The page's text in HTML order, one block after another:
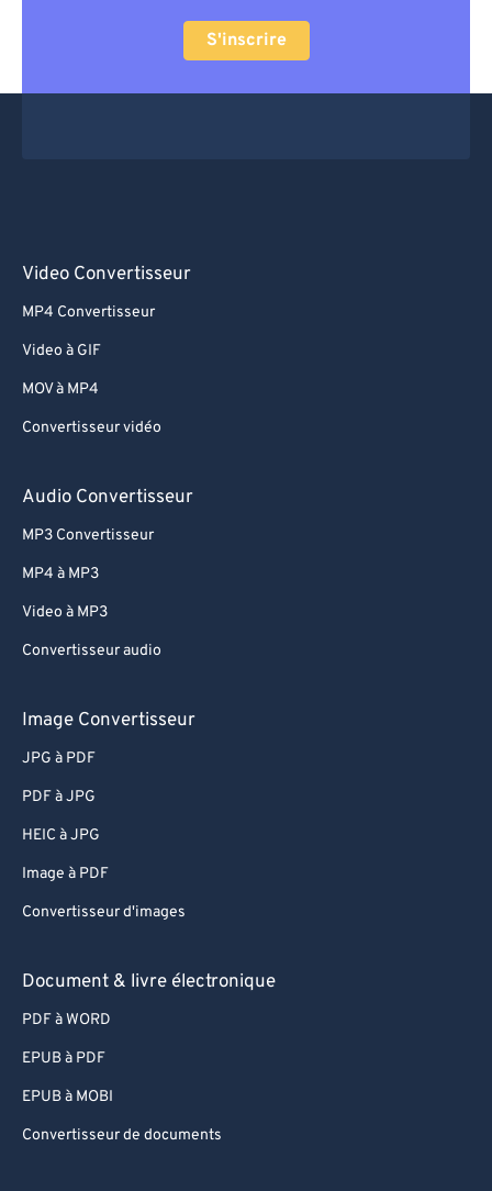
S'inscrire
Video Convertisseur
MP4 Convertisseur
Video à GIF
MOV à MP4
Convertisseur vidéo
Audio Convertisseur
MP3 Convertisseur
MP4 à MP3
Video à MP3
Convertisseur audio
Image Convertisseur
JPG à PDF
PDF à JPG
HEIC à JPG
Image à PDF
Convertisseur d'images
Document & livre électronique
PDF à WORD
EPUB à PDF
EPUB à MOBI
Convertisseur de documents